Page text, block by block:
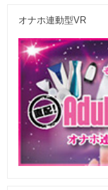
オナホ連動型VR